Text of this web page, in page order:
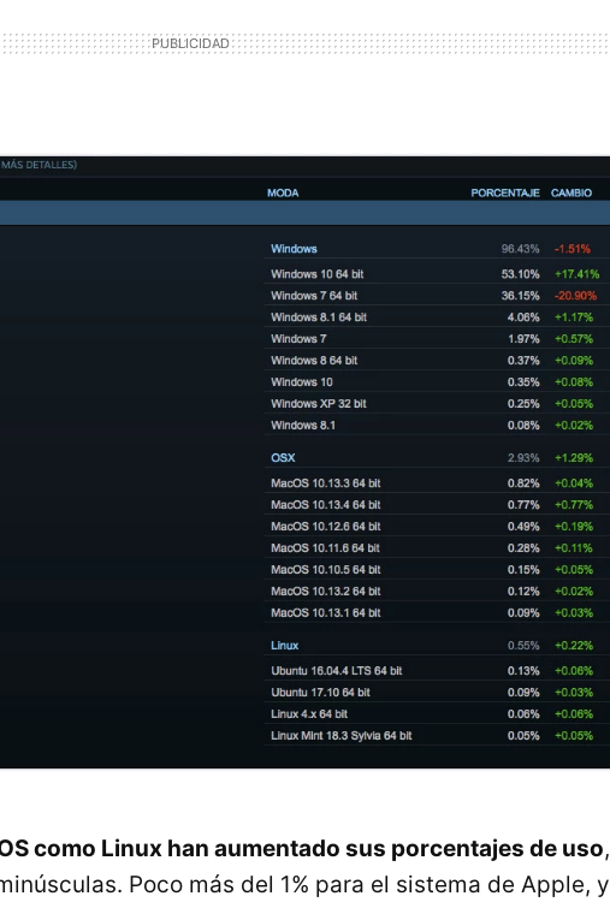
como Linux han aumentado sus porcentajes de uso,
Poco más del 1% para el sistema de Apple, y